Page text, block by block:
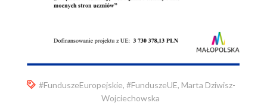
#FunduszeEuropejskie, #FunduszeUE, Marta Dziwisz-
Wojciechowska